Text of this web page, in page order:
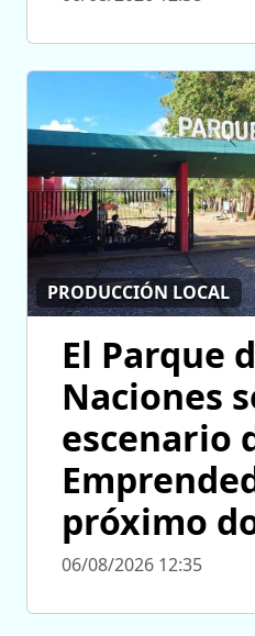
PRODUCCIÓN LOCAL
El Parque
Naciones
escenario
próximo
06/08/2026 12:35